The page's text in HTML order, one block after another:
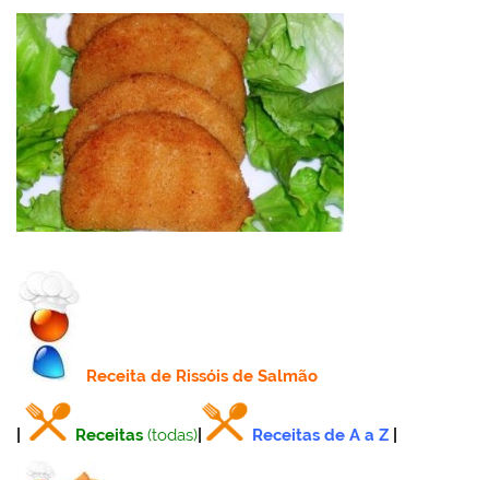
k
l
Receitade Rissóis de Salmão
Receitas (todas) Receitas de A a Z